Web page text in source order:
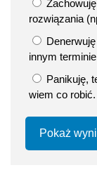
rozwiązania
innym
Panikuję,
wiem co robić.
Pokaż